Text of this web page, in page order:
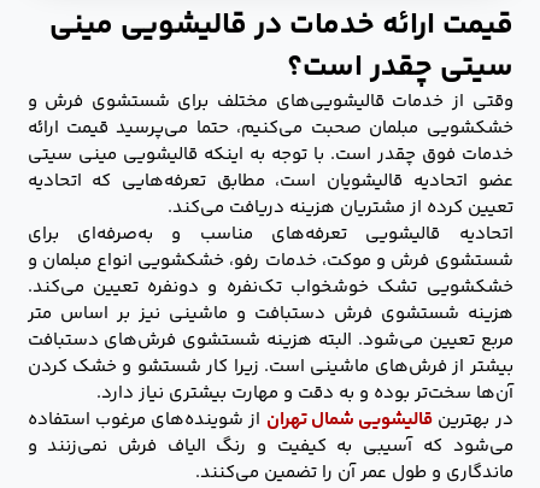
قیمت ارائه خدمات در قالیشویی مینی
سیتی چقدر است؟
وقتی از خدمات قالیشویی‌های مختلف برای شستشوی فرش و
خشکشویی مبلمان صحبت می‌کنیم، حتما می‌پرسید قیمت ارائه
خدمات فوق چقدر است. با توجه به اینکه قالیشویی مینی سیتی
عضو اتحادیه قالیشویان است، مطابق تعرفه‌هایی که اتحادیه
تعیین کرده از مشتریان هزینه دریافت می‌کند.
اتحادیه قالیشویی تعرفه‌های مناسب و به‌صرفه‌ای برای
شستشوی فرش و موکت، خدمات رفو، خشکشویی انواع مبلمان و
خشکشویی تشک خوشخواب تک‌نفره و دونفره تعیین می‌کند.
هزینه شستشوی فرش دستبافت و ماشینی نیز بر اساس متر
مربع تعیین می‌شود. البته هزینه شستشوی فرش‌های دستبافت
بیشتر از فرش‌های ماشینی است. زیرا کار شستشو و خشک کردن
آن‌ها سخت‌تر بوده و به دقت و مهارت بیشتری نیاز دارد.
در بهترین قالیشویی شمال تهران از شوینده‌های مرغوب استفاده
می‌شود که آسیبی به کیفیت و رنگ الیاف فرش نمی‌زنند و
ماندگاری و طول عمر آن را تضمین می‌کنند.